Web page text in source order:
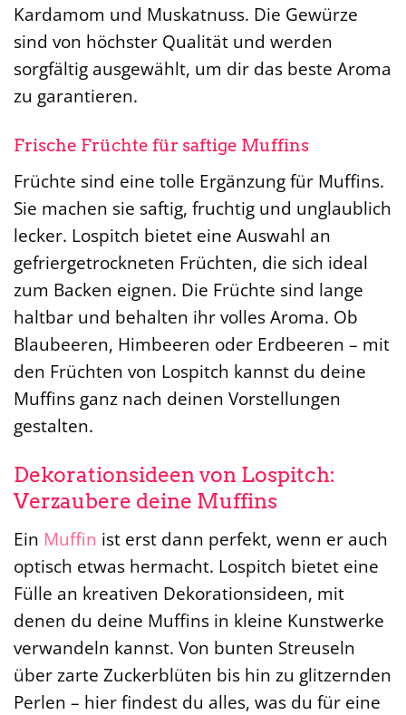
Kardamom und Muskatnuss. Die Gewürze
sind von höchster Qualität und werden
sorgfältig ausgewählt, um dir das beste Aroma
zu garantieren.
Frische Früchte für saftige Muffins
Früchte sind eine tolle Ergänzung für Muffins.
Sie machen sie saftig, fruchtig und unglaublich
lecker. Lospitch bietet eine Auswahl an
gefriergetrockneten Früchten, die sich ideal
zum Backen eignen. Die Früchte sind lange
haltbar und behalten ihr volles Aroma. Ob
Blaubeeren, Himbeeren oder Erdbeeren – mit
den Früchten von Lospitch kannst du deine
Muffins ganz nach deinen Vorstellungen
gestalten.
Dekorationsideen von Lospitch:
Verzaubere deine Muffins
Ein Muffin ist erst dann perfekt, wenn er auch
optisch etwas hermacht. Lospitch bietet eine
Fülle an kreativen Dekorationsideen, mit
denen du deine Muffins in kleine Kunstwerke
verwandeln kannst. Von bunten Streuseln
über zarte Zuckerblüten bis hin zu glitzernden
Perlen – hier findest du alles, was du für eine